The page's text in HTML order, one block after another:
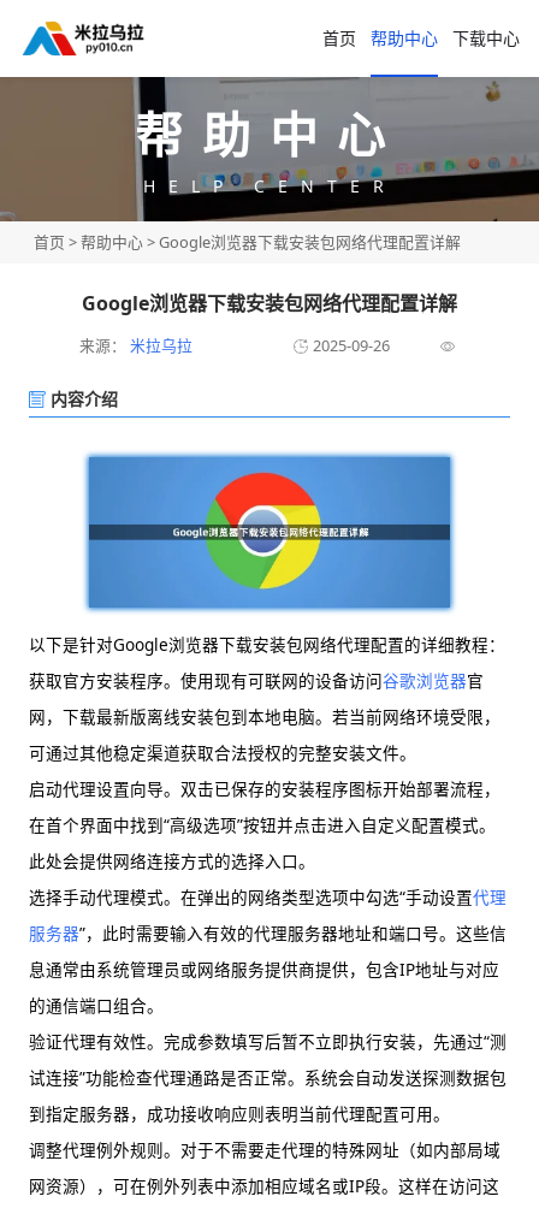
首页 帮助中心 下载中心
帮助中心
HELP CENTER
首页 >帮助中心> Google浏览器下载安装包网络代理配置详解
Google浏览器下载安装包网络代理配置详解
来源： 米拉乌拉 2025-09-26
内容介绍
以下是针对Google浏览器下载安装包网络代理配置的详细教程：
获取官方安装程序。使用现有可联网的设备访问谷歌浏览器官
网，下载最新版离线安装包到本地电脑。若当前网络环境受限，
可通过其他稳定渠道获取合法授权的完整安装文件。
启动代理设置向导。双击已保存的安装程序图标开始部署流程，
在首个界面中找到“高级选项”按钮并点击进入自定义配置模式。
此处会提供网络连接方式的选择入口。
选择手动代理模式。在弹出的网络类型选项中勾选“手动设置代理
服务器”，此时需要输入有效的代理服务器地址和端口号。这些信
息通常由系统管理员或网络服务提供商提供，包含IP地址与对应
的通信端口组合。
验证代理有效性。完成参数填写后暂不立即执行安装，先通过“测
试连接”功能检查代理通路是否正常。系统会自动发送探测数据包
到指定服务器，成功接收响应则表明当前代理配置可用。
调整代理例外规则。对于不需要走代理的特殊网址（如内部局域
网资源），可在例外列表中添加相应域名或IP段。这样在访问这